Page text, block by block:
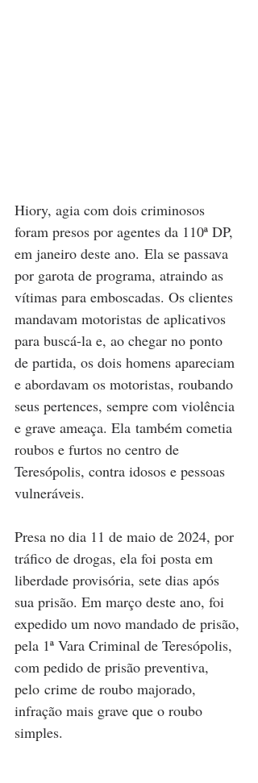
Hiory, agia com dois criminosos
foram presos por agentes da 110ª DP,
em janeiro deste ano. Ela se passava
por garota de programa, atraindo as
vítimas para emboscadas. Os clientes
mandavam motoristas de aplicativos
para buscá-la e, ao chegar no ponto
de partida, os dois homens apareciam
e abordavam os motoristas, roubando
seus pertences, sempre com violência
e grave ameaça. Ela também cometia
roubos e furtos no centro de
Teresópolis, contra idosos e pessoas
vulneráveis.
Presa no dia 11 de maio de 2024, por
tráfico de drogas, ela foi posta em
liberdade provisória, sete dias após
sua prisão. Em março deste ano, foi
expedido um novo mandado de prisão,
pela 1ª Vara Criminal de Teresópolis,
com pedido de prisão preventiva,
pelo crime de roubo majorado,
infração mais grave que o roubo
simples.